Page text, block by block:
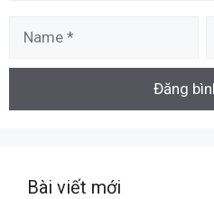
Bài viết mới